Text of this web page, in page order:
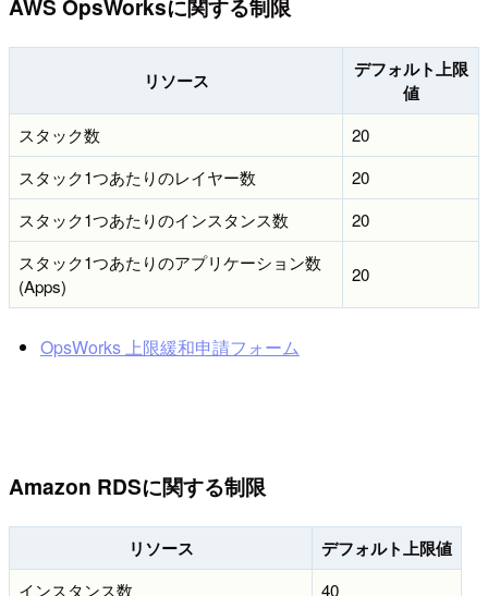
AWS OpsWorksに関する制限
リソース
デフォルト上限
値
スタック数
20
スタック1つあたりのレイヤー数
20
スタック1つあたりのインスタンス数
20
スタック1つあたりのアプリケーション数
(Apps)
20
OpsWorks 上限緩和申請フォーム
Amazon RDSに関する制限
リソース デフォルト上限値
インスタンス数
40